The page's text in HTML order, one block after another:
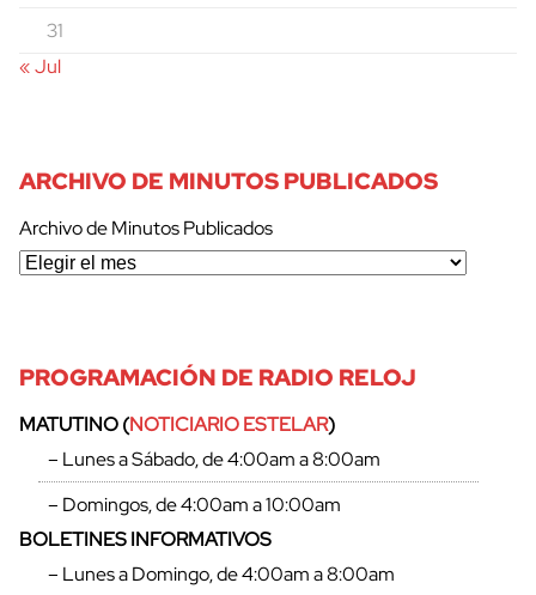
31
« Jul
ARCHIVO DE MINUTOS PUBLICADOS
Archivo de Minutos Publicados
PROGRAMACIÓN DE RADIO RELOJ
MATUTINO (NOTICIARIO ESTELAR)
– Lunes a Sábado, de 4:00am a 8:00am
– Domingos, de 4:00am a 10:00am
BOLETINES INFORMATIVOS
– Lunes a Domingo, de 4:00am a 8:00am